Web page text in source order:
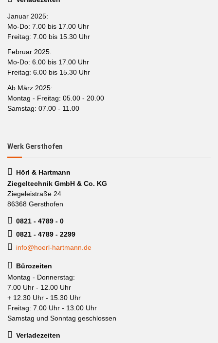
Januar 2025:
Mo-Do: 7.00 bis 17.00 Uhr
Freitag: 7.00 bis 15.30 Uhr
Februar 2025:
Mo-Do: 6.00 bis 17.00 Uhr
Freitag: 6.00 bis 15.30 Uhr
Ab März 2025:
Montag - Freitag: 05.00 - 20.00
Samstag: 07.00 - 11.00
Werk Gersthofen
Hörl & Hartmann
Ziegeltechnik GmbH & Co. KG
Ziegeleistraße 24
86368 Gersthofen
0821 - 4789 - 0
0821 - 4789 - 2299
info@hoerl-hartmann.de
Bürozeiten
Montag - Donnerstag:
7.00 Uhr - 12.00 Uhr
+ 12.30 Uhr - 15.30 Uhr
Freitag: 7.00 Uhr - 13.00 Uhr
Samstag und Sonntag geschlossen
Verladezeiten